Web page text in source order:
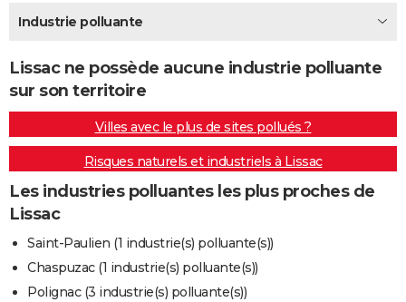
Destinations
City break
Voyage nature
Voyage de noces
Forum
Climat
+PHOTO
GUIDES D'ACHAT
BONS PLANS
CARTE DE VOEUX
Carte de Noël
Carte Bonne année
Carte Saint-Valentin
Carte d'anniversaire
DICTIONNAIRE
Dictionnaire
Biographies
Citations
Expressions
Proverbes
PROGRAMME TV
COPAINS D'AVANT
S'inscrire
Se connecter
Lycées
Collèges
Primaires
Universités
Entreprises
Service militaire
Avis de recherche
AVIS DE DÉCÈS
Industrie polluante
Lissac ne possède aucune industrie polluante
sur son territoire
Villes avec le plus de sites pollués ?
Risques naturels et industriels à Lissac
Les industries polluantes les plus proches de
Lissac
Saint-Paulien (1 industrie(s) polluante(s))
Chaspuzac (1 industrie(s) polluante(s))
Polignac (3 industrie(s) polluante(s))